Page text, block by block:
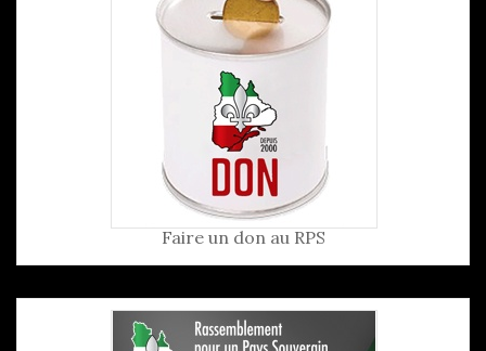
Faire un don au RPS